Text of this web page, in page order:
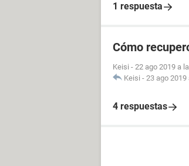
1 respuesta
Cómo
Keisi - 22 ago 2019 a
Keisi - 23 ago 2019
4 respuestas